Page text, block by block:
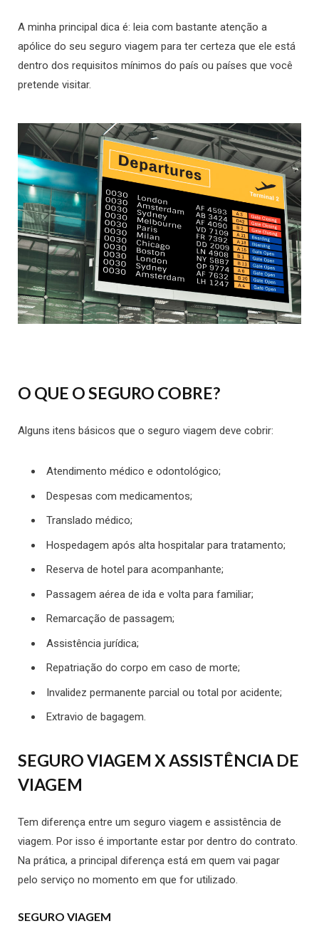
A minha principal dica é: leia com bastante atenção a
apólice do seu seguro viagem para ter certeza que ele está
dentro dos requisitos mínimos do país ou países que você
pretende visitar.
O QUE O SEGURO COBRE?
Alguns itens básicos que o seguro viagem deve cobrir:
Atendimento médico e odontológico;
Despesas com medicamentos;
Translado médico;
Hospedagem após alta hospitalar para tratamento;
Reserva de hotel para acompanhante;
Passagem aérea de ida e volta para familiar;
Remarcação de passagem;
Assistência jurídica;
Repatriação do corpo em caso de morte;
Invalidez permanente parcial ou total por acidente;
Extravio de bagagem.
SEGURO VIAGEM X ASSISTÊNCIA DE
VIAGEM
Tem diferença entre um seguro viagem e assistência de
viagem. Por isso é importante estar por dentro do contrato.
Na prática, a principal diferença está em quem vai pagar
pelo serviço no momento em que for utilizado.
SEGURO VIAGEM